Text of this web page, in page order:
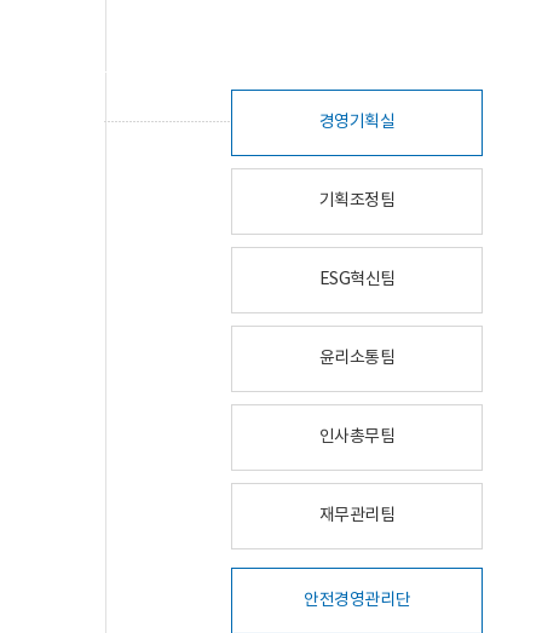
경영기획실
기획조정팀
ESG혁신팀
윤리소통팀
인사총무팀
재무관리팀
안전경영관리단